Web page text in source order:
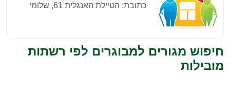
כתובת: הטיילת האנגלית 61, שלומי
חיפוש מגורים למבוגרים לפי רשתות
מובילות